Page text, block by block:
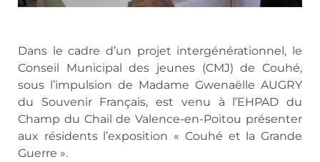
Dans le cadre d’un projet intergénérationnel, le
Conseil Municipal des jeunes (CMJ) de Couhé,
sous l’impulsion de Madame Gwenaëlle AUGRY
du Souvenir Français, est venu à l’EHPAD du
Champ du Chail de Valence-en-Poitou présenter
aux résidents l’exposition « Couhé et la Grande
Guerre ».